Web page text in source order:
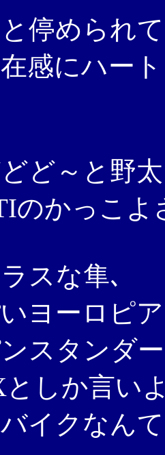
停められ
感にハー
ど～と野
のかっこ
スな隼､
ヨーロピ
スタンダ
しか言い
イクなん